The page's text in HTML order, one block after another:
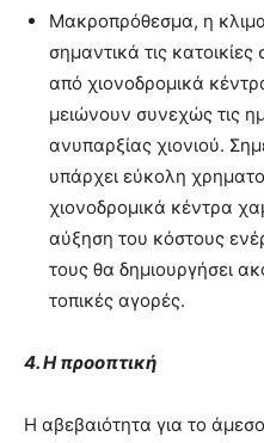
Μακροπρόθεσμα, η
σημαντικά τις
από χιονοδρομικά
μειώνουν συνεχώς τις
ανυπαρξίας χιονιού.
υπάρχει εύκολη
χιονοδρομικά κέντρα
αύξηση του κόστους
τους θα δημιουργήσει
τοπικές αγορές.
4. Η προοπτική
Η αβεβαιότητα για το